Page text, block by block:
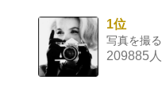
1位
写真を撮
209885人